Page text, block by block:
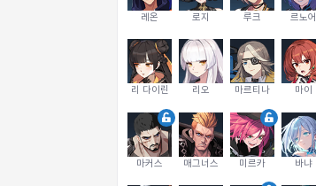
레온 로지 루크 르노어
리 다이린 리오 마르티나 마이
마커스 매그너스 미르카 바냐